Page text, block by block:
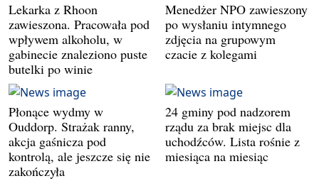
Lekarka z Rhoon
zawieszona. Pracowała pod
wpływem alkoholu, w
gabinecie znaleziono puste
butelki po winie
Menedżer NPO zawieszony
po wysłaniu intymnego
zdjęcia na grupowym
czacie z kolegami
Płonące wydmy w
Ouddorp. Strażak ranny,
akcja gaśnicza pod
kontrolą, ale jeszcze się nie
zakończyła
24 gminy pod nadzorem
rządu za brak miejsc dla
uchodźców. Lista rośnie z
miesiąca na miesiąc